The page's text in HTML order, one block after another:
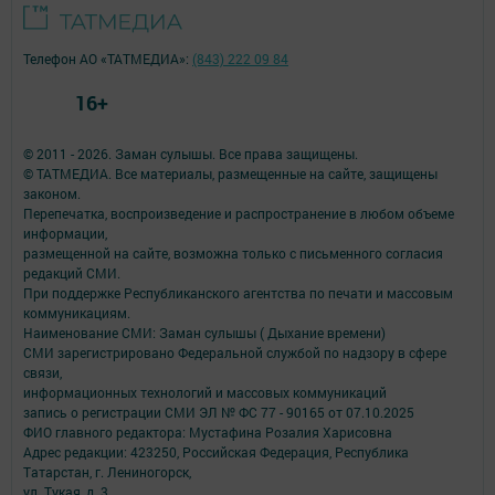
© 2011 - 2026. Заман сулышы. Все права защищены.
© ТАТМЕДИА. Все материалы, размещенные на сайте, защищены
законом.
Перепечатка, воспроизведение и распространение в любом объеме
информации,
размещенной на сайте, возможна только с письменного согласия
редакций СМИ.
При поддержке Республиканского агентства по печати и массовым
коммуникациям.
Наименование СМИ: Заман сулышы ( Дыхание времени)
СМИ зарегистрировано Федеральной службой по надзору в сфере
связи,
информационных технологий и массовых коммуникаций
запись о регистрации СМИ ЭЛ № ФС 77 - 90165 от 07.10.2025
ФИО главного редактора: Мустафина Розалия Харисовна
Адрес редакции: 423250, Российская Федерация, Республика
Татарстан, г. Лениногорск,
Телефон АО «ТАТМЕДИА»: (843) 222 09 84
16+